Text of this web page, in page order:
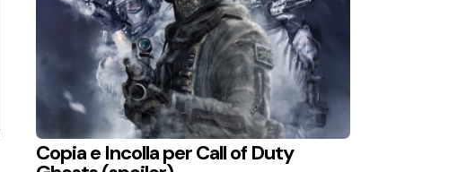
Copia e Incolla per Call of Duty